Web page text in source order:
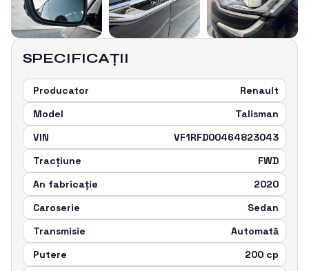
SPECIFICAȚII
Producator
Renault
Model
Talisman
VIN
VF1RFD00464823043
Tracțiune
FWD
An fabricație
2020
Caroserie
Sedan
Transmisie
Automatǎ
Putere
200 cp